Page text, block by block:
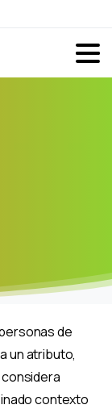
de
a un atributo,
considera
contexto